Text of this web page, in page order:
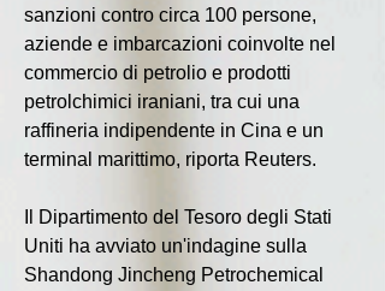
sanzioni contro circa 100 persone,
aziende e imbarcazioni coinvolte nel
commercio di petrolio e prodotti
petrolchimici iraniani, tra cui una
raffineria indipendente in Cina e un
terminal marittimo, riporta Reuters.
Il Dipartimento del Tesoro degli Stati
Uniti ha avviato un'indagine sulla
Shandong Jincheng Petrochemical